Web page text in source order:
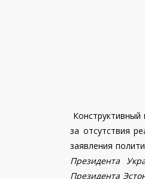
за отсутствия
заявления
Президента
Президента